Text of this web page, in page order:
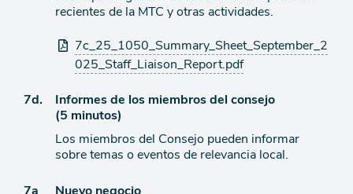
recientes de la MTC y otras actividades.
Archivos
adjuntos
7c_25_1050_Summary_Sheet_September_2
025_Staff_Liaison_Report.pdf
Ítem
agenda
7d.
Informes de los miembros del consejo
(5 minutos)
Los miembros del Consejo pueden informar
sobre temas o eventos de relevancia local.
Ítem